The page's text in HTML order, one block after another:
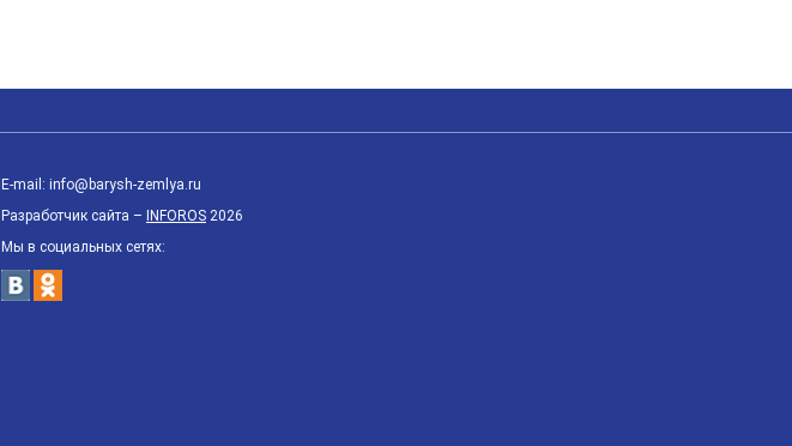
E-mail: info@barysh-zemlya.ru
Разработчик сайта – INFOROS 2026
Мы в социальных сетях: